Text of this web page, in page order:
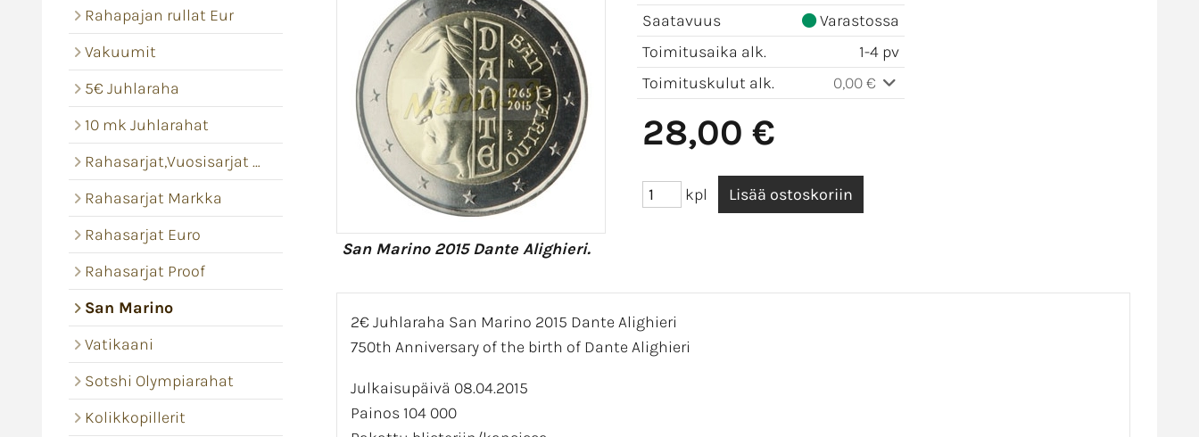
Rahapajan rullat Eur
Vakuumit
5€ Juhlaraha
10 mk Juhlarahat
Rahasarjat,Vuosisarjat Bu
Rahasarjat Markka
Rahasarjat Euro
Rahasarjat Proof
San Marino
Vatikaani
Sotshi Olympiarahat
Kolikkopillerit
San Marino 2015 Dante Alighieri.
Saatavuus
Varastossa
Toimitusaika alk.
1-4 pv
Toimituskulut alk.
0,00 €
28,00 €
kpl
2€ Juhlaraha San Marino 2015 Dante Alighieri
750th Anniversary of the birth of Dante Alighieri
Julkaisupäivä 08.04.2015
Painos 104 000